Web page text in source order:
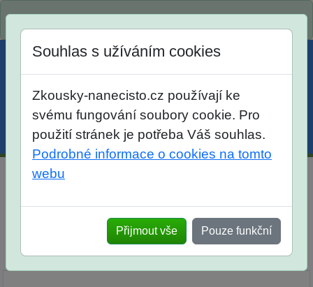
Menu Účet Košík
Termíny a harmonogram Předplatné
Tabule cti Diskuse
Souhlas s užíváním cookies
Zkousky-nanecisto.cz používají ke
svému fungování soubory cookie. Pro
použití stránek je potřeba Váš souhlas.
Podrobné informace o cookies na tomto
webu
Přijmout vše Pouze funkční